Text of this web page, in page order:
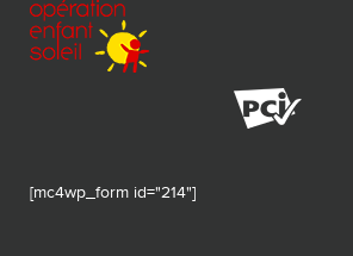
[mc4wp_form id="214"]